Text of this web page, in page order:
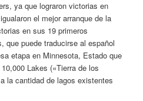
ya que lograron victorias en
el mejor arranque de la
en sus 19 primeros
que puede traducirse al español
etapa en Minnesota, Estado que
Lakes («Tierra de los
la cantidad de lagos existentes